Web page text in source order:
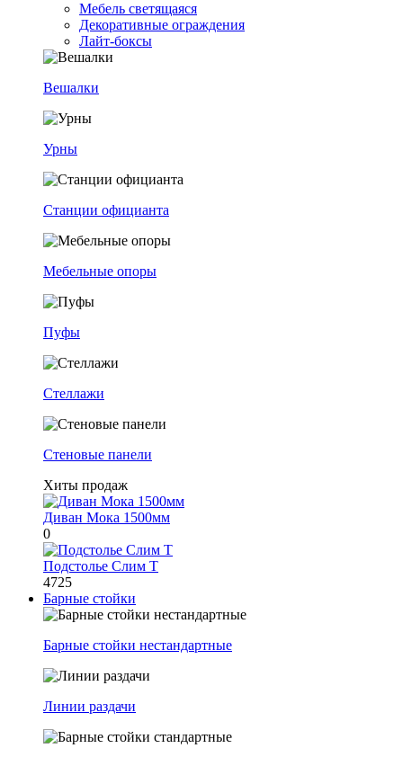
Мебель светящаяся
Декоративные ограждения
Лайт-боксы
Вешалки
Урны
Станции официанта
Мебельные опоры
Пуфы
Стеллажи
Стеновые панели
Хиты продаж
Диван Мока 1500мм
0
Подстолье Слим Т
4725
Барные стойки
Барные стойки нестандартные
Линии раздачи